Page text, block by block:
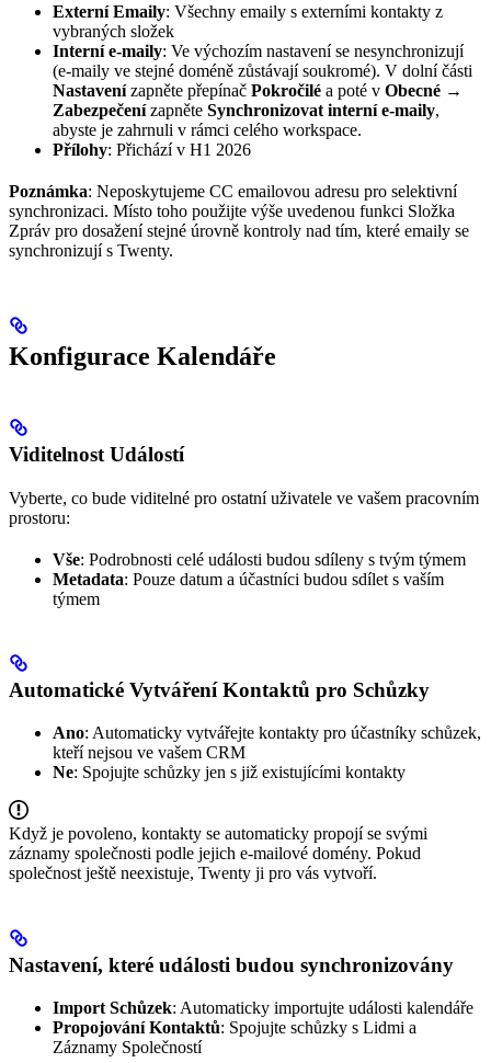
Externí Emaily: Všechny emaily s externími kontakty z
vybraných složek
Interní e-maily: Ve výchozím nastavení se nesynchronizují
(e-maily ve stejné doméně zůstávají soukromé). V dolní části
Nastavenízapněte přepínač Pokročilé a poté v Obecné →
Zabezpečenízapněte Synchronizovat interní e-maily,
abyste je zahrnuli v rámci celého workspace.
Přílohy: Přichází v H1 2026
Poznámka: Neposkytujeme CC emailovou adresu pro selektivní
synchronizaci. Místo toho použijte výše uvedenou funkci Složka
Zpráv pro dosažení stejné úrovně kontroly nad tím, které emaily se
synchronizují s Twenty.
Konfigurace Kalendáře
Viditelnost Událostí
Vyberte, co bude viditelné pro ostatní uživatele ve vašem pracovním
prostoru:
Vše: Podrobnosti celé události budou sdíleny s tvým týmem
Metadata: Pouze datum a účastníci budou sdílet s vaším
týmem
Automatické Vytváření Kontaktů pro Schůzky
Ano: Automaticky vytvářejte kontakty pro účastníky schůzek,
kteří nejsou ve vašem CRM
Ne: Spojujte schůzky jen s již existujícími kontakty
Když je povoleno, kontakty se automaticky propojí se svými
záznamy společnosti podle jejich e-mailové domény. Pokud
společnost ještě neexistuje, Twenty ji pro vás vytvoří.
Nastavení, které události budou synchronizovány
Import Schůzek: Automaticky importujte události kalendáře
Propojování Kontaktů: Spojujte schůzky s Lidmi a
Záznamy Společností